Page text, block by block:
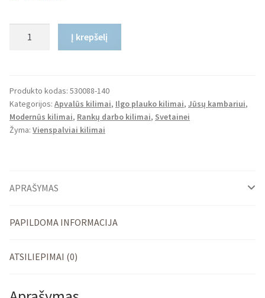
Plauko
Kilimas
Soft
Į krepšelį
Produkto kodas: 530088-140
Kategorijos: Apvalūs kilimai, Ilgo plauko kilimai, Jūsų kambariui,
Modernūs kilimai, Rankų darbo kilimai, Svetainei
Žyma: Vienspalviai kilimai
APRAŠYMAS
PAPILDOMA INFORMACIJA
ATSILIEPIMAI (0)